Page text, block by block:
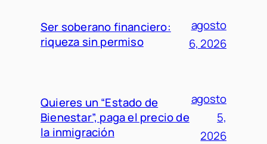
Ser soberano financiero:
riqueza sin permiso
agosto
6, 2026
Quieres un “Estado de
Bienestar”, paga el precio de
la inmigración
agosto
5,
2026